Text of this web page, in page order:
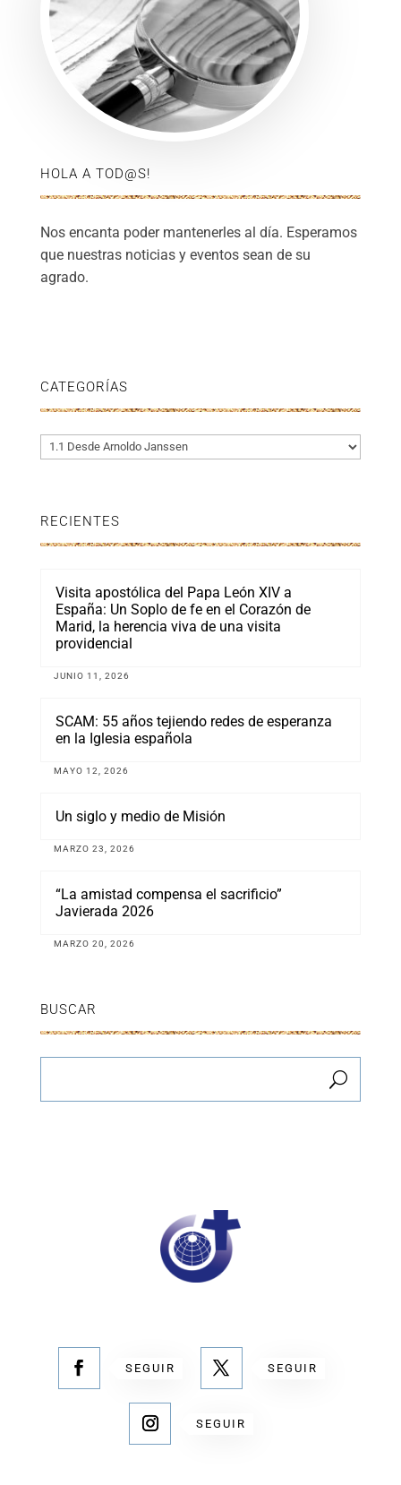
HOLA A TOD@S!
Nos encanta poder mantenerles al día. Esperamos
que nuestras noticias y eventos sean de su
agrado.
CATEGORÍAS
Categorías
RECIENTES
Visita apostólica del Papa León XIV a
España: Un Soplo de fe en el Corazón de
Marid, la herencia viva de una visita
providencial
JUNIO 11, 2026
SCAM: 55 años tejiendo redes de esperanza
en la Iglesia española
MAYO 12, 2026
Un siglo y medio de Misión
MARZO 23, 2026
“La amistad compensa el sacrificio”
Javierada 2026
MARZO 20, 2026
BUSCAR
SEGUIR SEGUIR
SEGUIR